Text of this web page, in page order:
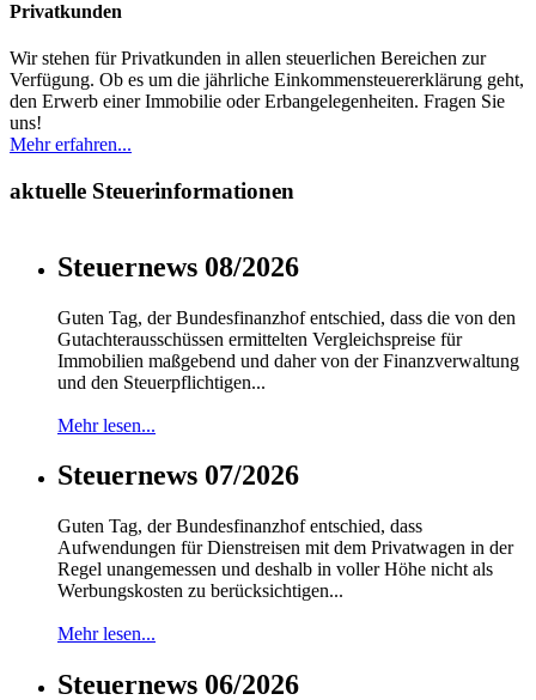
Privatkunden
Wir stehen für Privatkunden in allen steuerlichen Bereichen zur
Verfügung. Ob es um die jährliche Einkommensteuererklärung geht,
den Erwerb einer Immobilie oder Erbangelegenheiten. Fragen Sie
uns!
Mehr erfahren...
aktuelle Steuerinformationen
Steuernews 08/2026
Guten Tag, der Bundesfinanzhof entschied, dass die von den
Gutachterausschüssen ermittelten Vergleichspreise für
Immobilien maßgebend und daher von der Finanzverwaltung
und den Steuerpflichtigen...
Mehr lesen...
Steuernews 07/2026
Guten Tag, der Bundesfinanzhof entschied, dass
Aufwendungen für Dienstreisen mit dem Privatwagen in der
Regel unangemessen und deshalb in voller Höhe nicht als
Werbungskosten zu berücksichtigen...
Mehr lesen...
Steuernews 06/2026